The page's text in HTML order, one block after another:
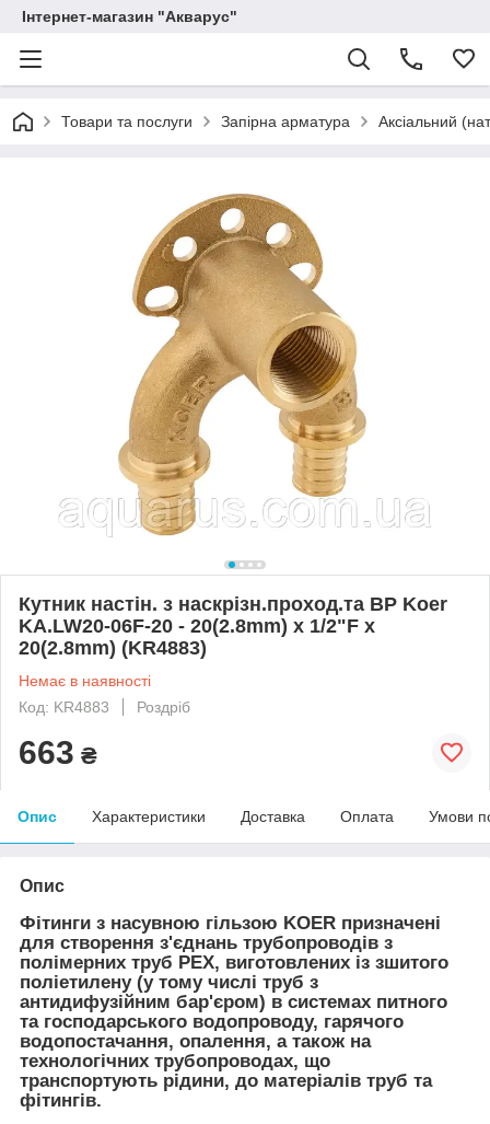
Інтернет-магазин "Акварус"
Товари та послуги Запірна арматура Аксіальний
Кутник настін. з наскрізн.проход.та ВР Koer
KA.LW20-06F-20 - 20(2.8mm) x 1/2"F x
20(2.8mm) (KR4883)
Немає в наявності
Код: KR4883
Роздріб
663 ₴
Опис Характеристики Доставка Оплата Умови
Опис
Фітинги з насувною гільзою KOER призначені
для створення з'єднань трубопроводів з
полімерних труб PEX, виготовлених із зшитого
поліетилену (у тому числі труб з
антидифузійним бар'єром) в системах питного
та господарського водопроводу, гарячого
водопостачання, опалення, а також на
технологічних трубопроводах, що
транспортують рідини, до матеріалів труб та
фітингів.